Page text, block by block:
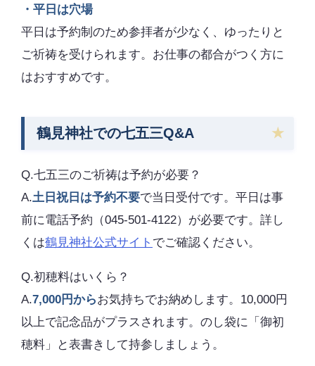
・平日は穴場
平日は予約制のため参拝者が少なく、ゆったりと
ご祈祷を受けられます。お仕事の都合がつく方に
はおすすめです。
鶴見神社での七五三Q&A
Q.七五三のご祈祷は予約が必要？
A.土日祝日は予約不要で当日受付です。平日は事
前に電話予約（045-501-4122）が必要です。詳し
くは鶴見神社公式サイト でご確認ください。
Q.初穂料はいくら？
A.7,000円からお気持ちでお納めします。10,000円
以上で記念品がプラスされます。のし袋に「御初
穂料」と表書きして持参しましょう。